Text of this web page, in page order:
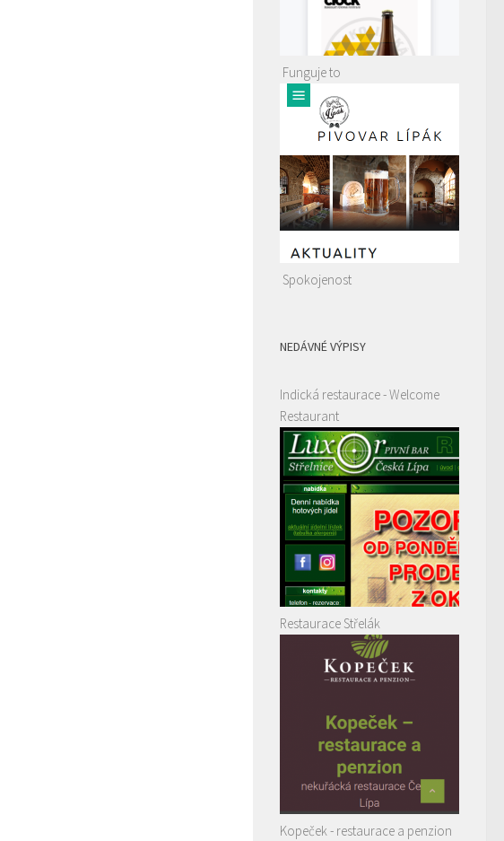
Funguje to
Spokojenost
NEDÁVNÉ VÝPISY
Indická restaurace - Welcome
Restaurant
Restaurace Střelák
Kopeček - restaurace a penzion